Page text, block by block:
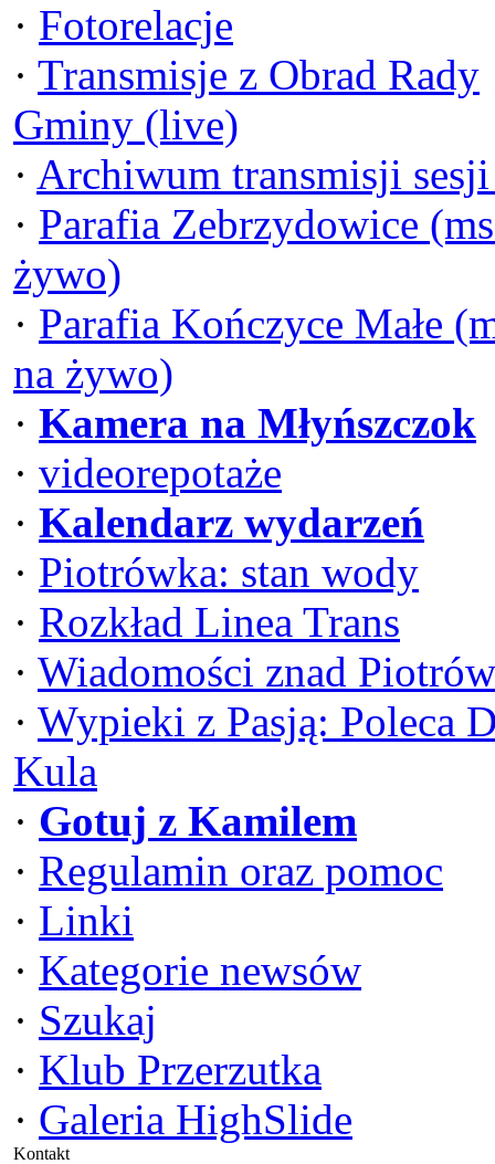
· Fotorelacje
· Transmisje z Obrad Rady
Gminy (live)
· Archiwum transmisji
· Parafia Zebrzydowice
żywo)
· Parafia Kończyce Małe
na żywo)
· Kamera na Młyńszczok
· videorepotaże
· Kalendarz wydarzeń
· Piotrówka: stan wody
· Rozkład Linea Trans
· Wiadomości znad
· Wypieki z Pasją: Poleca
Kula
· Gotuj z Kamilem
· Regulamin oraz pomoc
· Linki
· Kategorie newsów
· Szukaj
· Klub Przerzutka
· Galeria HighSlide
Kontakt